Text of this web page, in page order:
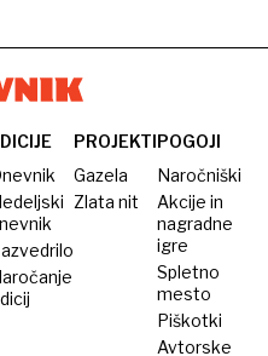
PROJEKTI
Gazela
Zlata nit
POGOJI
Naročniški
Akcije in
nagradne
igre
Spletno
mesto
Piškotki
Avtorske